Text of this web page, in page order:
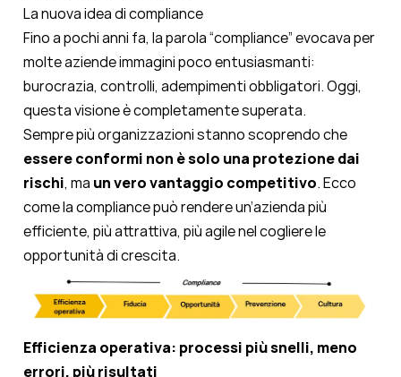
La nuova idea di compliance
Fino a pochi anni fa, la parola “compliance” evocava per
molte aziende immagini poco entusiasmanti:
burocrazia, controlli, adempimenti obbligatori. Oggi,
questa visione è completamente superata.
Sempre più organizzazioni stanno scoprendo che
essere conformi non è solo una protezione dai
rischi, ma un vero vantaggio competitivo. Ecco
come la compliance può rendere un’azienda più
efficiente, più attrattiva, più agile nel cogliere le
opportunità di crescita.
Efficienza operativa: processi più snelli, meno
errori, più risultati